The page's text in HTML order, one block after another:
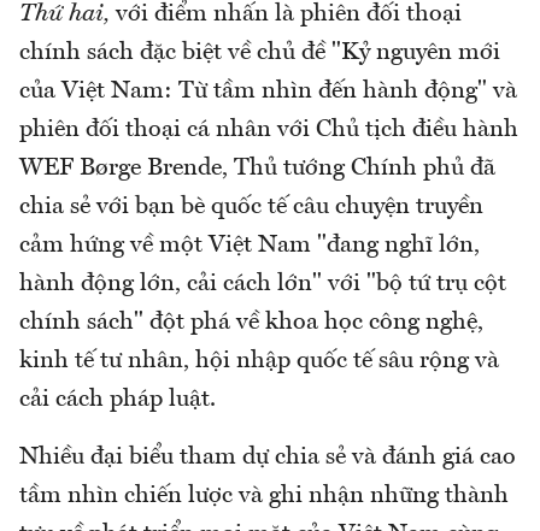
Thứ hai, với điểm nhấn là phiên đối thoại
chính sách đặc biệt về chủ đề "Kỷ nguyên mới
của Việt Nam: Từ tầm nhìn đến hành động" và
phiên đối thoại cá nhân với Chủ tịch điều hành
WEF Børge Brende, Thủ tướng Chính phủ đã
chia sẻ với bạn bè quốc tế câu chuyện truyền
cảm hứng về một Việt Nam "đang nghĩ lớn,
hành động lớn, cải cách lớn" với "bộ tứ trụ cột
chính sách" đột phá về khoa học công nghệ,
kinh tế tư nhân, hội nhập quốc tế sâu rộng và
cải cách pháp luật.
Nhiều đại biểu tham dự chia sẻ và đánh giá cao
tầm nhìn chiến lược và ghi nhận những thành